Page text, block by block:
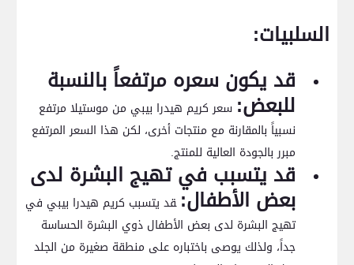
السلبيات:
قد يكون سعره مرتفعاً⁤ بالنسبة
للبعض: سعر كريم هيدرا بيبي من ⁤موستيلا مرتفع
نسبياً بالمقارنة مع⁣ منتجات⁤ أخرى، لكن⁣ هذا السعر‍ المرتفع
مبرر بالجودة العالية للمنتج.
قد يتسبب في تهيج البشرة لدى
بعض الأطفال: ‍قد يتسبب كريم ⁢هيدرا بيبي في
تهيج البشرة لدى بعض ⁣الأطفال ذوي البشرة الحساسة
جداً، ولذلك يوصى باختباره على منطقة⁤ صغيرة من⁢ الجلد